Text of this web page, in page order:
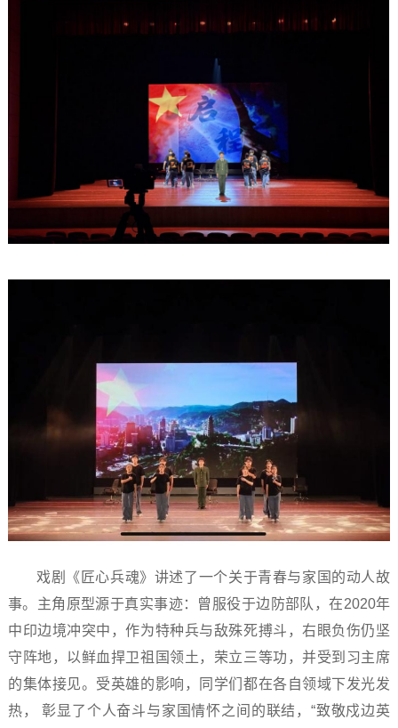
戏剧《匠心兵魂》讲述了一个关于青春与家国的动人故
事。主角原型源于真实事迹：曾服役于边防部队，在2020年
中印边境冲突中，作为特种兵与敌殊死搏斗，右眼负伤仍坚
守阵地，以鲜血捍卫祖国领土，荣立三等功，并受到习主席
的集体接见。受英雄的影响，同学们都在各自领域下发光发
热， 彰显了个人奋斗与家国情怀之间的联结，“致敬戍边英